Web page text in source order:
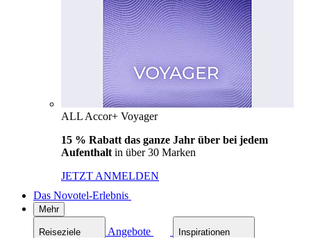
ALL Accor+ Voyager
15 % Rabatt das ganze Jahr über bei jedem
Aufenthalt in über 30 Marken
JETZT ANMELDEN
Das Novotel-Erlebnis
Mehr
Reiseziele Angebote Inspirationen